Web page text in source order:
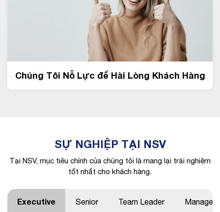
Chúng Tôi Nỗ Lực để Hài Lòng Khách Hàng
SỰ NGHIỆP TẠI NSV
Tại NSV, mục tiêu chính của chúng tôi là mang lại trải nghiệm
tốt nhất cho khách hàng.
Executive Senior Team Leader Manager